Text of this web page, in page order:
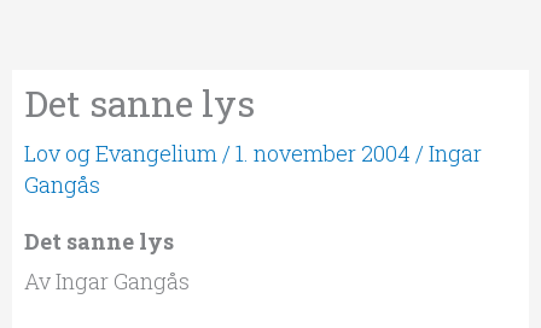
Det sanne lys
Lov og Evangelium /1. november 2004 /Ingar
Gangås
Det sanne lys
Av Ingar Gangås